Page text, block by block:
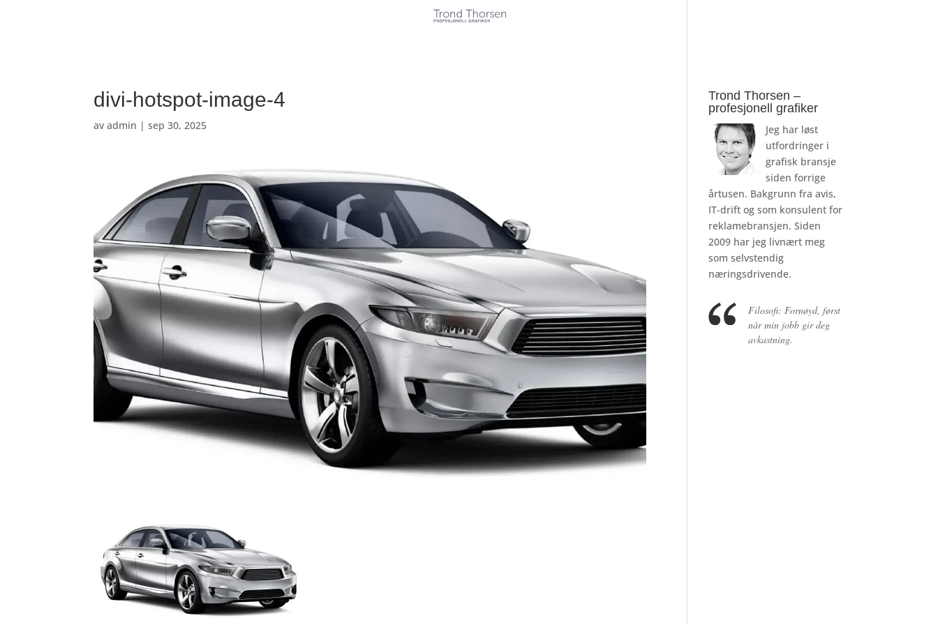
divi-hotspot-image-4
avadmin |sep 30, 2025
Trond Thorsen –
profesjonell grafiker
Jeg har løst
utfordringer i
grafisk bransje
siden forrige
årtusen. Bakgrunn fra avis,
IT-drift og som konsulent for
reklamebransjen. Siden
2009 har jeg livnært meg
som selvstendig
næringsdrivende.
Filosofi: Fornøyd, først
når min jobb gir deg
avkastning.